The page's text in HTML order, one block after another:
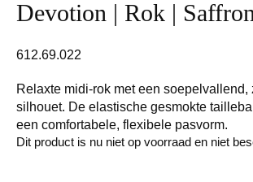
Devotion | Rok |
612.69.022
Relaxte midi-rok met een soepelvallend,
silhouet. De elastische gesmokte
een comfortabele, flexibele pasvorm.
Dit product is nu niet op voorraad en niet